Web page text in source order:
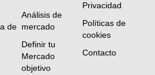
de
Análisis de
mercado
Definir tu
Mercado
objetivo
Privacidad
Políticas de
cookies
Contacto